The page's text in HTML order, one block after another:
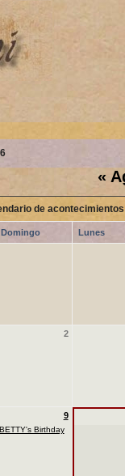
«
de acontecimientos
Domingo Lunes
2
9
Birthday